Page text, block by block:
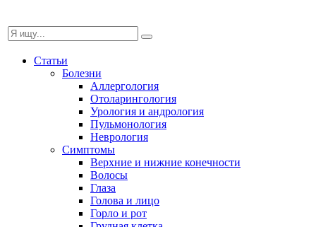
Статьи
Болезни
Аллергология
Отоларингология
Урология и андрология
Пульмонология
Неврология
Симптомы
Верхние и нижние конечности
Волосы
Глаза
Голова и лицо
Горло и рот